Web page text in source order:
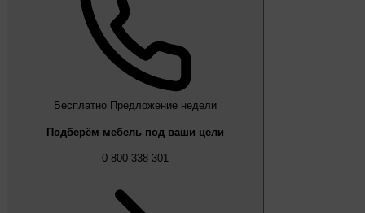
Бесплатно Предложение недели
Подберём мебель под ваши цели
0 800 338 301